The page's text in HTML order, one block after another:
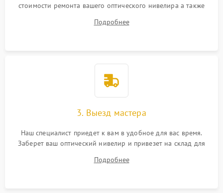
стоимости ремонта вашего оптического нивелира а также
Подробнее
3. Выезд мастера
Наш специалист приедет к вам в удобное для вас время.
Заберет ваш оптический нивелир и привезет на склад для
Подробнее